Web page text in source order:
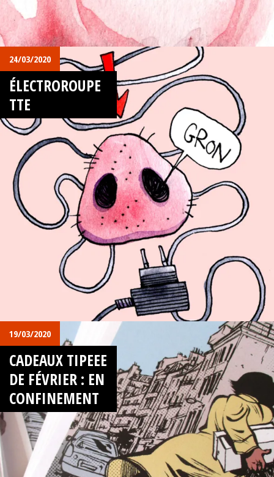
24/03/2020
ÉLECTROROUPE
TTE
19/03/2020
CADEAUX TIPEEE
DE FÉVRIER : EN
CONFINEMENT